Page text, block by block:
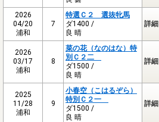
2026
04/20
浦和
7
特選Ｃ２ 選抜牝馬
ダ1400 /
良 晴
詳細
2026
03/17
浦和
8
菜の花（なのはな）特
別Ｃ２二
ダ1500 /
良 晴
詳細
2025
11/28
浦和
9
小春空（こはるぞら）
特別Ｃ２一
ダ1500 /
良 晴
詳細